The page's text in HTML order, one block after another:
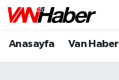
Anasayfa Van Haber
Nöbetçi Eczaneler